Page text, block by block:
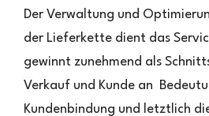
Der Verwaltung und
der Lieferkette dient das
gewinnt zunehmend als
Verkauf und Kunde an
Kundenbindung und letztlich